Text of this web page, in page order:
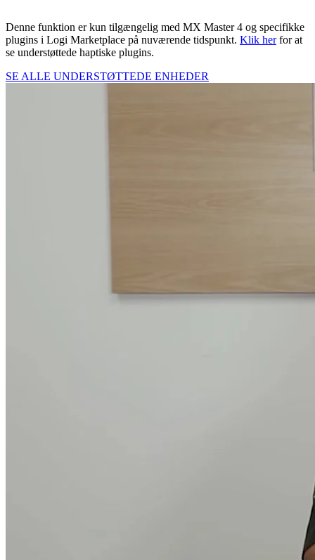
Denne funktion er kun tilgængelig med MX Master 4 og specifikke
plugins i Logi Marketplace på nuværende tidspunkt. Klik herfor at
se understøttede haptiske plugins.
SE ALLE UNDERSTØTTEDE ENHEDER